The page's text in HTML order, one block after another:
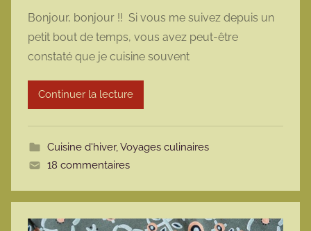
r
m
a
r
m
t
Bonjour, bonjour !! Si vous me suivez depuis un
petit bout de temps, vous avez peut-être
constaté que je cuisine souvent
Continuer la lecture
Cuisine d'hiver,Voyages culinaires
18 commentaires